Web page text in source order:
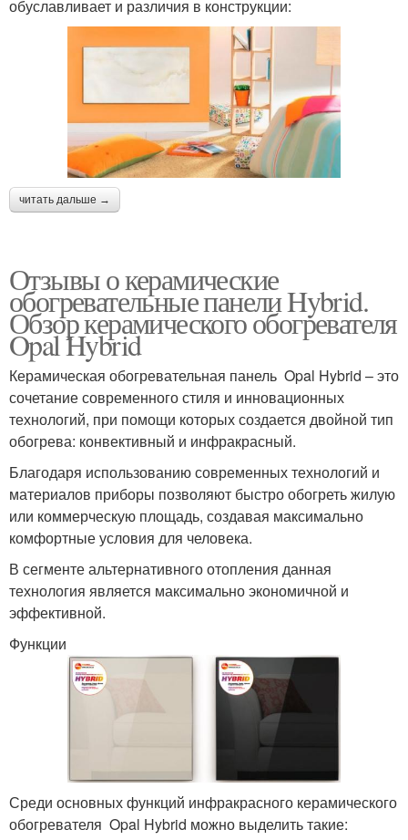
обуславливает и различия в конструкции:
читать дальше →
Отзывы о керамические
обогревательные панели Hybrid.
Обзор керамического обогревателя
Opal Hybrid
Керамическая обогревательная панель Opal Hybrid – это
сочетание современного стиля и инновационных
технологий, при помощи которых создается двойной тип
обогрева: конвективный и инфракрасный.
Благодаря использованию современных технологий и
материалов приборы позволяют быстро обогреть жилую
или коммерческую площадь, создавая максимально
комфортные условия для человека.
В сегменте альтернативного отопления данная
технология является максимально экономичной и
эффективной.
Функции
Среди основных функций инфракрасного керамического
обогревателя Opal Hybrid можно выделить такие: